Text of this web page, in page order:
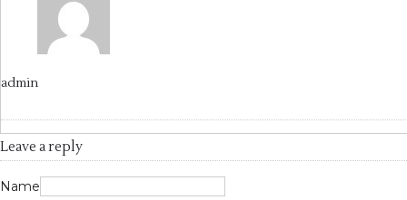
admin
Leave a reply
Name